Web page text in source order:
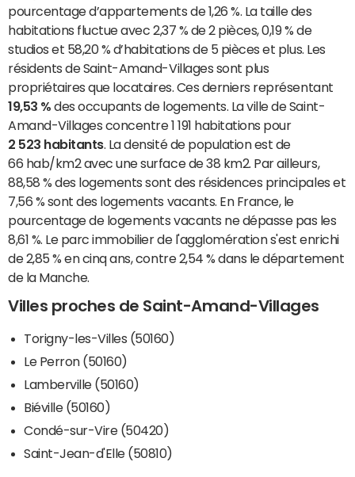
pourcentage d’appartements de 1,26 %. La taille des
habitations fluctue avec 2,37 % de 2 pièces, 0,19 % de
studios et 58,20 % d’habitations de 5 pièces et plus. Les
résidents de Saint-Amand-Villages sont plus
propriétaires que locataires. Ces derniers représentant
19,53 % des occupants de logements. La ville de Saint-
Amand-Villages concentre 1 191 habitations pour
2 523 habitants. La densité de population est de
66 hab/km2 avec une surface de 38 km2. Par ailleurs,
88,58 % des logements sont des résidences principales et
7,56 % sont des logements vacants. En France, le
pourcentage de logements vacants ne dépasse pas les
8,61 %. Le parc immobilier de l'agglomération s'est enrichi
de 2,85 % en cinq ans, contre 2,54 % dans le département
de la Manche.
Villes proches de Saint-Amand-Villages
Torigny-les-Villes (50160)
Le Perron (50160)
Lamberville (50160)
Biéville (50160)
Condé-sur-Vire (50420)
Saint-Jean-d'Elle (50810)